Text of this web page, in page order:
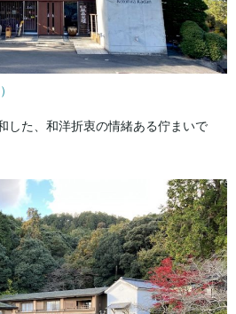
した、和洋折衷の情緒ある佇まいで